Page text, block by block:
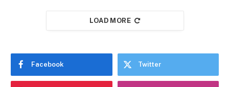
LOAD MORE
Facebook Twitter